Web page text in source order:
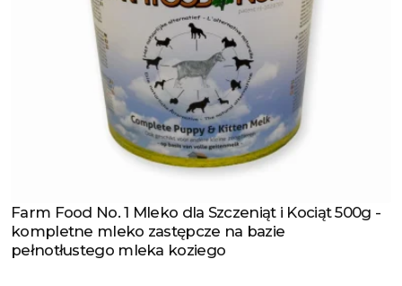
Zobacz produkt
Farm Food No. 1 Mleko dla Szczeniąt i Kociąt 500g -
kompletne mleko zastępcze na bazie
pełnotłustego mleka koziego